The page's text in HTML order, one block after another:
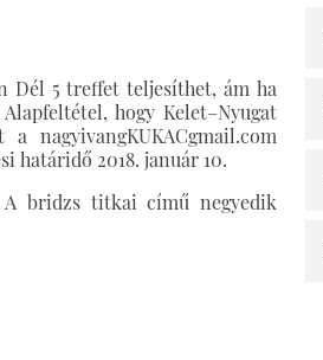
Dél 5 treffet teljesíthet, ám ha
hogy Kelet–Nyugat
nagyivangKUKACgmail.com
határidő 2018. január 10.
A bridzs titkai című negyedik